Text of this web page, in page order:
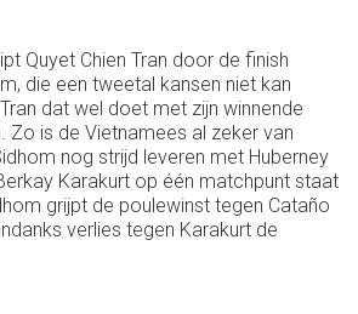
Quyet Chien Tran door de finish
die een tweetal kansen niet kan
dat wel doet met zijn winnende
Zo is de Vietnamees al zeker van
nog strijd leveren met Huberney
Karakurt op één matchpunt staat
grijpt de poulewinst tegen Cataño
verlies tegen Karakurt de